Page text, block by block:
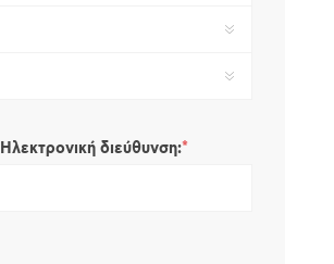
Ηλεκτρονική διεύθυνση:*